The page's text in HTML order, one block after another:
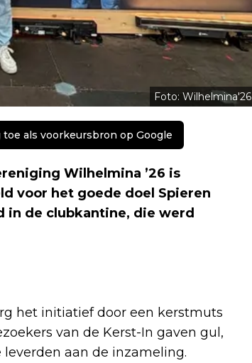
Foto: Wilhelmina'26
toe als voorkeursbron op Google
Wilhelmina ’26 is
voor het goede doel Spieren
in de clubkantine, die werd
het initiatief door een kerstmuts
van de Kerst-In gaven gul,
aan de inzameling.